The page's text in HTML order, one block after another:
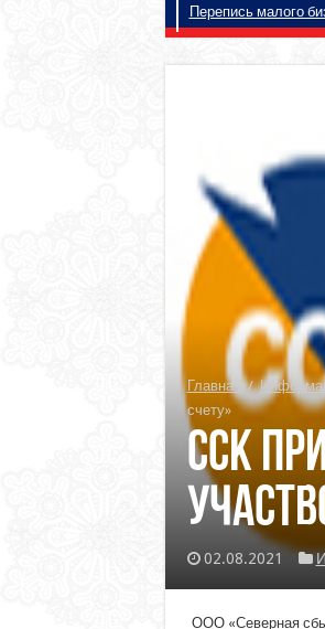
Перепись малого
Главная /
счету»
ССК
02.08.2021
ООО «Северная